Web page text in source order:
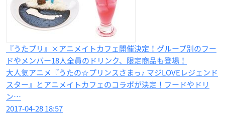
『うたプリ』×アニメイトカフェ開催決定！グループ別のフー
ドやメンバー18人全員のドリンク、限定商品も登場！
大人気アニメ『うたの☆プリンスさまっ♪ マジLOVEレジェンド
スター』とアニメイトカフェのコラボが決定！フードやドリ
ン…
2017-04-28 18:57